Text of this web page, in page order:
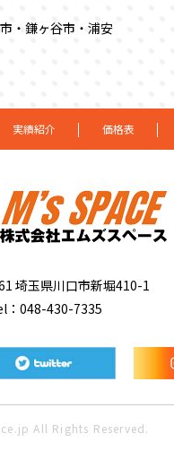
・鎌ヶ谷市・浦安
実績紹介 価格表
埼玉県川口市新堀410-1
：048-430-7335
All Rights Reserved.